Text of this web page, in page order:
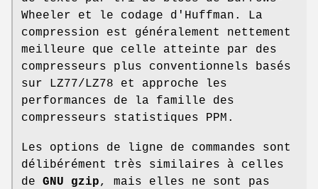
Wheeler et le codage d'Huffman. La
compression est généralement nettement
meilleure que celle atteinte par des
compresseurs plus conventionnels basés
sur LZ77/LZ78 et approche les
performances de la famille des
compresseurs statistiques PPM.
Les options de ligne de commandes sont
délibérément très similaires à celles
de GNU gzip, mais elles ne sont pas